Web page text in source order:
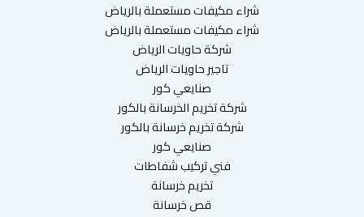
شراء مكيفات مستعملة بالرياض
شراء مكيفات مستعملة بالرياض
شركة حاويات الرياض
تاجير حاويات الرياض
صنايعي كور
شركة تخريم الخرسانة بالكور
شركة تخريم خرسانة بالكور
صنايعي كور
فني تركيب شفاطات
تخريم خرسانة
قص خرسانة